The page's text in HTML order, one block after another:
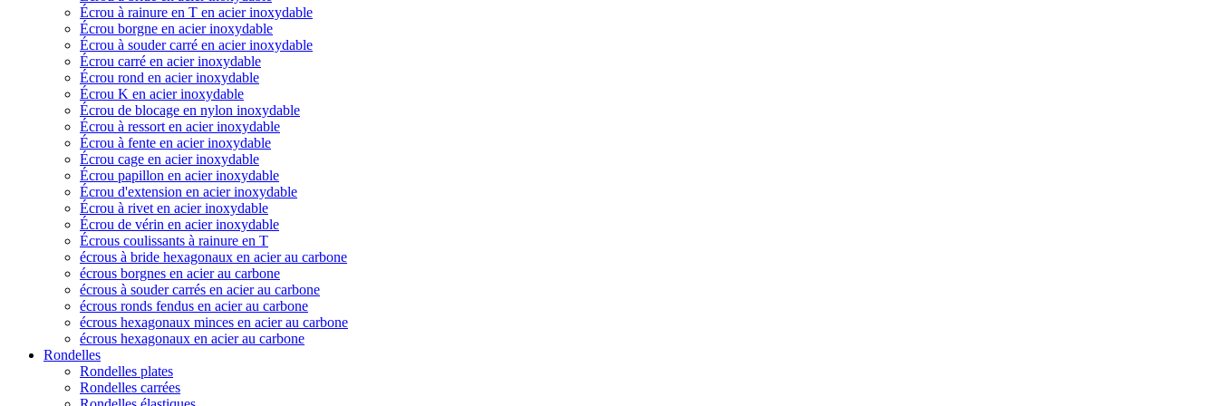
Écrou à rainure en T en acier inoxydable
Écrou borgne en acier inoxydable
Écrou à souder carré en acier inoxydable
Écrou carré en acier inoxydable
Écrou rond en acier inoxydable
Écrou K en acier inoxydable
Écrou de blocage en nylon inoxydable
Écrou à ressort en acier inoxydable
Écrou à fente en acier inoxydable
Écrou cage en acier inoxydable
Écrou papillon en acier inoxydable
Écrou d'extension en acier inoxydable
Écrou à rivet en acier inoxydable
Écrou de vérin en acier inoxydable
Écrous coulissants à rainure en T
écrous à bride hexagonaux en acier au carbone
écrous borgnes en acier au carbone
écrous à souder carrés en acier au carbone
écrous ronds fendus en acier au carbone
écrous hexagonaux minces en acier au carbone
écrous hexagonaux en acier au carbone
Rondelles
Rondelles plates
Rondelles carrées